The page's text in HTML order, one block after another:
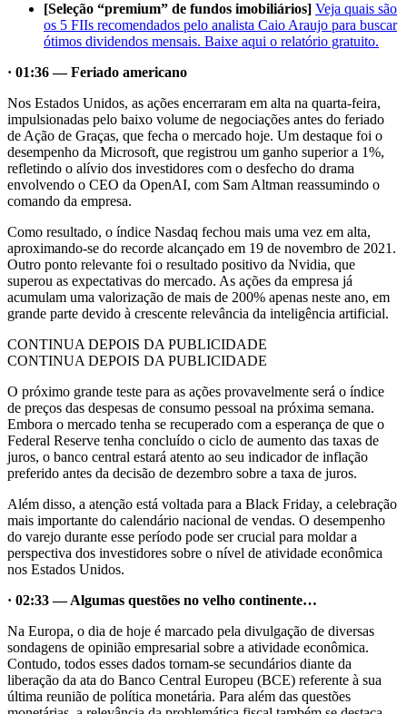
[Seleção “premium” de fundos imobiliários] Veja quais são
os 5 FIIs recomendados pelo analista Caio Araujo para buscar
ótimos dividendos mensais. Baixe aqui o relatório gratuito.
· 01:36 — Feriado americano
Nos Estados Unidos, as ações encerraram em alta na quarta-feira,
impulsionadas pelo baixo volume de negociações antes do feriado
de Ação de Graças, que fecha o mercado hoje. Um destaque foi o
desempenho da Microsoft, que registrou um ganho superior a 1%,
refletindo o alívio dos investidores com o desfecho do drama
envolvendo o CEO da OpenAI, com Sam Altman reassumindo o
comando da empresa.
Como resultado, o índice Nasdaq fechou mais uma vez em alta,
aproximando-se do recorde alcançado em 19 de novembro de 2021.
Outro ponto relevante foi o resultado positivo da Nvidia, que
superou as expectativas do mercado. As ações da empresa já
acumulam uma valorização de mais de 200% apenas neste ano, em
grande parte devido à crescente relevância da inteligência artificial.
CONTINUA DEPOIS DA PUBLICIDADE
CONTINUA DEPOIS DA PUBLICIDADE
O próximo grande teste para as ações provavelmente será o índice
de preços das despesas de consumo pessoal na próxima semana.
Embora o mercado tenha se recuperado com a esperança de que o
Federal Reserve tenha concluído o ciclo de aumento das taxas de
juros, o banco central estará atento ao seu indicador de inflação
preferido antes da decisão de dezembro sobre a taxa de juros.
Além disso, a atenção está voltada para a Black Friday, a celebração
mais importante do calendário nacional de vendas. O desempenho
do varejo durante esse período pode ser crucial para moldar a
perspectiva dos investidores sobre o nível de atividade econômica
nos Estados Unidos.
· 02:33 — Algumas questões no velho continente…
Na Europa, o dia de hoje é marcado pela divulgação de diversas
sondagens de opinião empresarial sobre a atividade econômica.
Contudo, todos esses dados tornam-se secundários diante da
liberação da ata do Banco Central Europeu (BCE) referente à sua
última reunião de política monetária. Para além das questões